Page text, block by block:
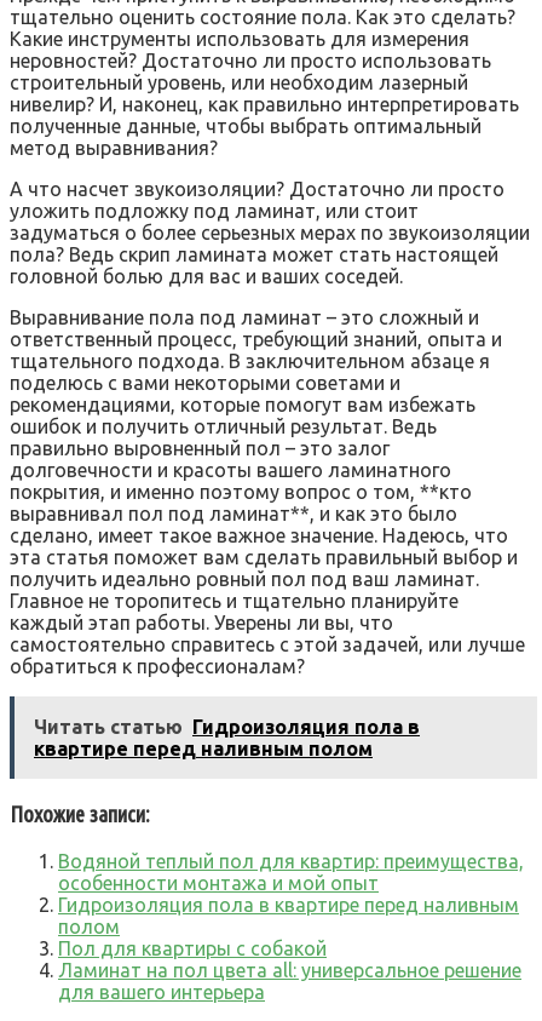
тщательно оценить состояние пола. Как это сделать?
Какие инструменты использовать для измерения
неровностей? Достаточно ли просто использовать
строительный уровень, или необходим лазерный
нивелир? И, наконец, как правильно интерпретировать
полученные данные, чтобы выбрать оптимальный
метод выравнивания?
А что насчет звукоизоляции? Достаточно ли просто
уложить подложку под ламинат, или стоит
задуматься о более серьезных мерах по звукоизоляции
пола? Ведь скрип ламината может стать настоящей
головной болью для вас и ваших соседей.
Выравнивание пола под ламинат – это сложный и
ответственный процесс, требующий знаний, опыта и
тщательного подхода. В заключительном абзаце я
поделюсь с вами некоторыми советами и
рекомендациями, которые помогут вам избежать
ошибок и получить отличный результат. Ведь
правильно выровненный пол – это залог
долговечности и красоты вашего ламинатного
покрытия, и именно поэтому вопрос о том, **кто
выравнивал пол под ламинат**, и как это было
сделано, имеет такое важное значение. Надеюсь, что
эта статья поможет вам сделать правильный выбор и
получить идеально ровный пол под ваш ламинат.
Главное не торопитесь и тщательно планируйте
каждый этап работы. Уверены ли вы, что
самостоятельно справитесь с этой задачей, или лучше
обратиться к профессионалам?
Читать статью Гидроизоляция пола в
квартире перед наливным полом
Похожие записи:
Водяной теплый пол для квартир: преимущества,
особенности монтажа и мой опыт
Гидроизоляция пола в квартире перед наливным
полом
Пол для квартиры с собакой
Ламинат на пол цвета all: универсальное решение
для вашего интерьера